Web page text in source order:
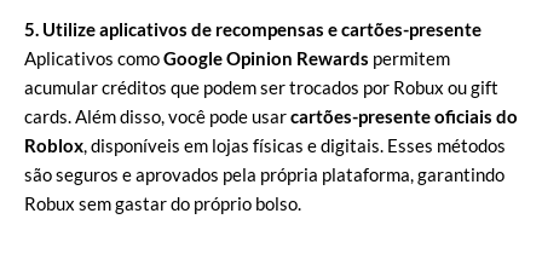
5. Utilize aplicativos de recompensas e cartões-presente
Aplicativos comoGoogle Opinion Rewards permitem
acumular créditos que podem ser trocados por Robux ou gift
cards. Além disso, você pode usarcartões-presente oficiais do
Roblox, disponíveis em lojas físicas e digitais. Esses métodos
são seguros e aprovados pela própria plataforma, garantindo
Robux sem gastar do próprio bolso.